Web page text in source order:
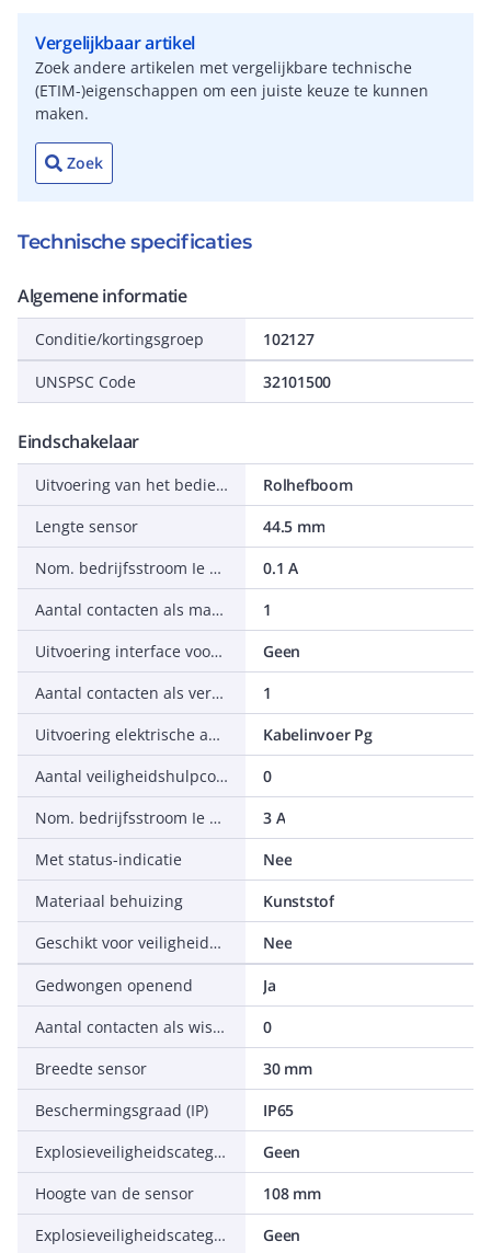
Vergelijkbaar artikel
Zoek andere artikelen met vergelijkbare technische
(ETIM-)eigenschappen om een juiste keuze te kunnen
maken.
Zoek
Technische specificaties
Algemene informatie
Conditie/kortingsgroep 102127
UNSPSC Code 32101500
Eindschakelaar
Uitvoering van het bedieningselement
Rolhefboom
Lengte sensor
44.5 mm
Nom. bedrijfsstroom Ie bij DC-13, 230 V
0.1 A
Aantal contacten als maakcontact
1
Uitvoering interface voor veiligheidscommunicatie
Geen
Aantal contacten als verbreekcontact
1
Uitvoering elektrische aansluiting
Kabelinvoer Pg
Aantal veiligheidshulpcontacten
0
Nom. bedrijfsstroom Ie bij AC-15, 230 V
3 A
Met status-indicatie
Nee
Materiaal behuizing
Kunststof
Geschikt voor veiligheidsfunctie
Nee
Gedwongen openend
Ja
Aantal contacten als wisselcontact
0
Breedte sensor
30 mm
Beschermingsgraad (IP)
IP65
Explosieveiligheidscategorie voor gas
Geen
Hoogte van de sensor
108 mm
Explosieveiligheidscategorie voor stof
Geen